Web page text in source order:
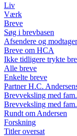
Liv
Værk
Breve
Søg i brevbasen
Afsendere og
Breve om HCA
Ikke tidligere trykte
Alle breve
Enkelte breve
Partner H.C.
Brevveksling med
Brevveksling med
Rundt om Andersen
Forskning
Titler oversat